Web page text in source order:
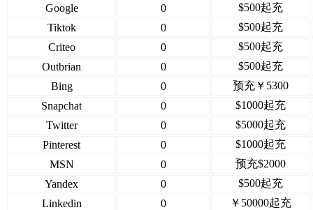
Google
0
$500起充
Tiktok
0
$500起充
Criteo
0
$500起充
Outbrian
0
$500起充
Bing
0
预充￥5300
Snapchat
0
$1000起充
Twitter
0
$5000起充
Pinterest
0
$1000起充
MSN
0
预充$2000
Yandex
0
$500起充
Linkedin
0
￥50000起充